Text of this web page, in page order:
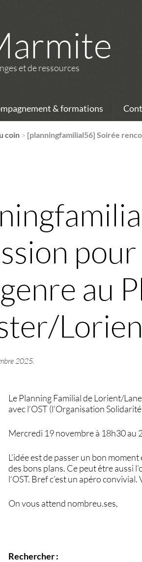
et de ressources
& formations
coin > [planningfamilial56] Soirée
au
2025.
Le Planning Familial de Lorient/
avec l’OST (l’Organisation
Mercredi 19 novembre à 18h30 au
L’idée est de passer un bon
des bons plans. Ce peut être aussi
l’OST. Bref c’est un apéro
On vous attend nombreu.ses,
Rechercher :